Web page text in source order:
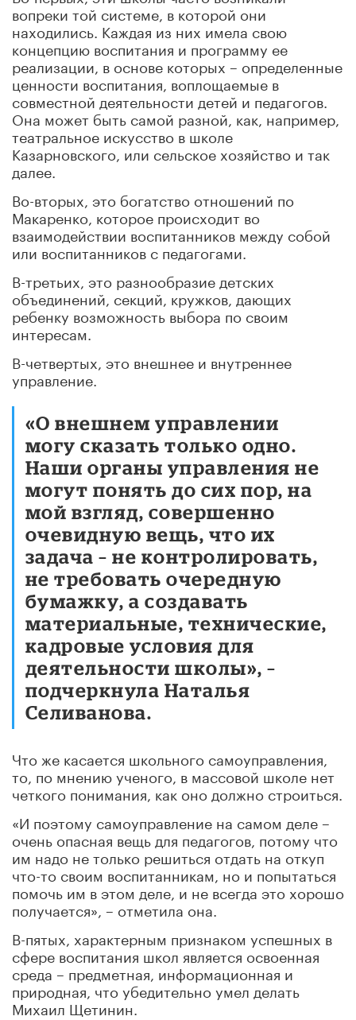
вопреки той системе, в которой они
находились. Каждая из них имела свою
концепцию воспитания и программу ее
реализации, в основе которых – определенные
ценности воспитания, воплощаемые в
совместной деятельности детей и педагогов.
Она может быть самой разной, как, например,
театральное искусство в школе
Казарновского, или сельское хозяйство и так
далее.
Во-вторых, это богатство отношений по
Макаренко, которое происходит во
взаимодействии воспитанников между собой
или воспитанников с педагогами.
В-третьих, это разнообразие детских
объединений, секций, кружков, дающих
ребенку возможность выбора по своим
интересам.
В-четвертых, это внешнее и внутреннее
управление.
«О внешнем управлении
могу сказать только одно.
Наши органы управления не
могут понять до сих пор, на
мой взгляд, совершенно
очевидную вещь, что их
задача – не контролировать,
не требовать очередную
бумажку, а создавать
материальные, технические,
кадровые условия для
деятельности школы», –
подчеркнула Наталья
Селиванова.
Что же касается школьного самоуправления,
то, по мнению ученого, в массовой школе нет
четкого понимания, как оно должно строиться.
«И поэтому самоуправление на самом деле –
очень опасная вещь для педагогов, потому что
им надо не только решиться отдать на откуп
что-то своим воспитанникам, но и попытаться
помочь им в этом деле, и не всегда это хорошо
получается», – отметила она.
В-пятых, характерным признаком успешных в
сфере воспитания школ является освоенная
среда – предметная, информационная и
природная, что убедительно умел делать
Михаил Щетинин.